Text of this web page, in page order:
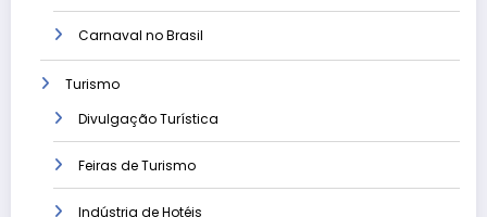
Carnaval no Brasil
Turismo
Divulgação Turística
Feiras de Turismo
Indústria de Hotéis